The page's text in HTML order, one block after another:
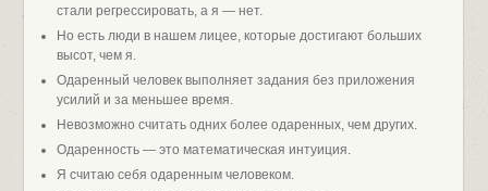
стали регрессировать, а я — нет.
Но есть люди в нашем лицее, которые достигают больших
высот, чем я.
Одаренный человек выполняет задания без приложения
усилий и за меньшее время.
Невозможно считать одних более одаренных, чем других.
Одаренность — это математическая интуиция.
Я считаю себя одаренным человеком.